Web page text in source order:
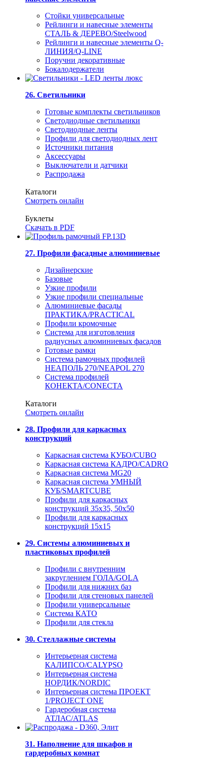
Стойки универсальные
Рейлинги и навесные элементы
СТАЛЬ & ДЕРЕВО/Steelwood
Рейлинги и навесные элементы Q-
ЛИНИЯ/Q-LINE
Поручни декоративные
Бокалодержатели
26. Светильники
Готовые комплекты светильников
Светодиодные светильники
Светодиодные ленты
Профили для светодиодных лент
Источники питания
Аксессуары
Выключатели и датчики
Распродажа
Каталоги
Смотреть онлайн
Буклеты
Скачать в PDF
27. Профили фасадные алюминиевые
Дизайнерские
Базовые
Узкие профили
Узкие профили специальные
Алюминиевые фасады
ПРАКТИКА/PRACTICAL
Профили кромочные
Система для изготовления
радиусных алюминиевых фасадов
Готовые рамки
Система рамочных профилей
НЕАПОЛЬ 270/NEAPOL 270
Система профилей
КОНЕКТА/CONECTA
Каталоги
Смотреть онлайн
28. Профили для каркасных
конструкций
Каркасная система КУБО/CUBO
Каркасная система КАДРО/CADRO
Каркасная система MG20
Каркасная система УМНЫЙ
КУБ/SMARTCUBE
Профили для каркасных
конструкций 35x35, 50x50
Профили для каркасных
конструкций 15х15
29. Системы алюминиевых и
пластиковых профилей
Профили с внутренним
закруглением ГОЛА/GOLA
Профили для нижних баз
Профили для стеновых панелей
Профили универсальные
Система КАТО
Профили для стекла
30. Стеллажные системы
Интерьерная система
КАЛИПСО/CALYPSO
Интерьерная система
НОРДИК/NORDIC
Интерьерная система ПРОЕКТ
1/PROJECT ONE
Гардеробная система
АТЛАС/ATLAS
31. Наполнение для шкафов и
гардеробных комнат